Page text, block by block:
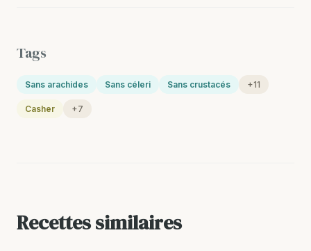
Tags
Sans arachides Sans céleri Sans crustacés +11
Casher +7
Recettes similaires